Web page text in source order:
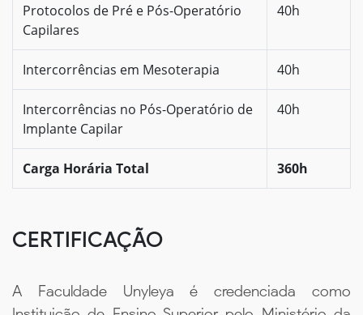
Protocolos de Pré e Pós-Operatório
Capilares
40h
Intercorrências em Mesoterapia 40h
Intercorrências no Pós-Operatório de
Implante Capilar
40h
Carga Horária Total 360h
CERTIFICAÇÃO
A Faculdade Unyleya é credenciada como